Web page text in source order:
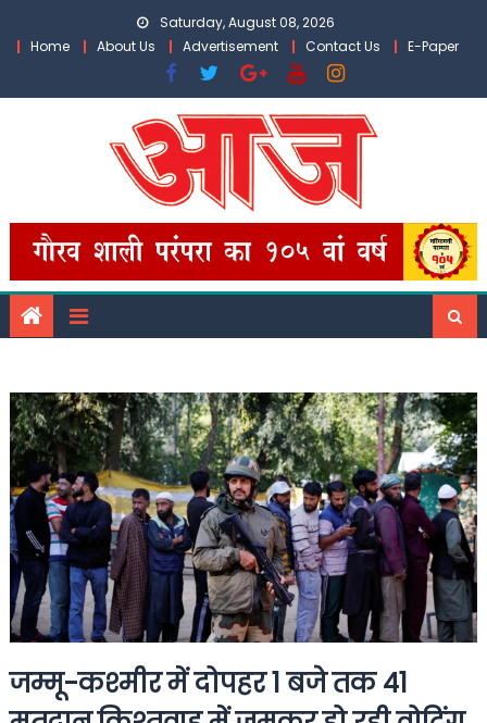
Saturday, August 08, 2026
Home
About Us Advertisement Contact Us E-Paper
जम्मू-कश्मीर में दोपहर 1 बजे तक 41